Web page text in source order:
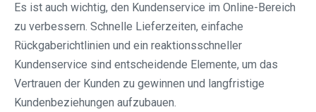
Es ist auch wichtig, den Kundenservice im Online-Bereich
zu verbessern. Schnelle Lieferzeiten, einfache
Rückgaberichtlinien und ein reaktionsschneller
Kundenservice sind entscheidende Elemente, um das
Vertrauen der Kunden zu gewinnen und langfristige
Kundenbeziehungen aufzubauen.